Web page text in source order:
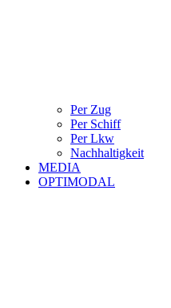
Per Zug
Per Schiff
Per Lkw
Nachhaltigkeit
MEDIA
OPTIMODAL